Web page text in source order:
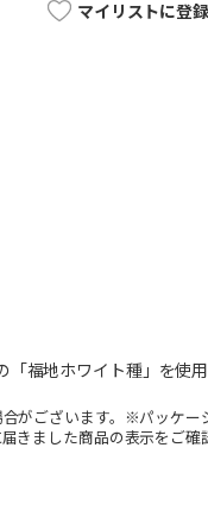
マイリストに登
福地ホワイト種」を使
がございます。※パッケ
きました商品の表示をご確